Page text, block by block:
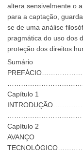
altera sensivelmente o
para a captação,
se de uma análise
pragmática do uso dos
proteção dos direitos
Sumário
Capítulo 1
……………………………
Capítulo 2
AVANÇO